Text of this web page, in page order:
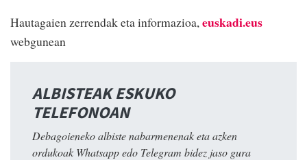
Hautagaien zerrendak eta informazioa, euskadi.eus
webgunean
ALBISTEAK ESKUKO
TELEFONOAN
Debagoieneko albiste nabarmenenak eta azken
ordukoak Whatsapp edo Telegram bidez jaso gura